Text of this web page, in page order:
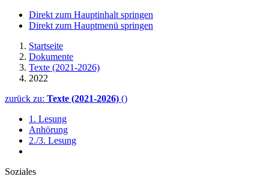
Direkt zum Hauptinhalt springen
Direkt zum Hauptmenü springen
Startseite
Dokumente
Texte (2021-2026)
2022
zurück zu: Texte (2021-2026) ()
1. Lesung
Anhörung
2./3. Lesung
Soziales